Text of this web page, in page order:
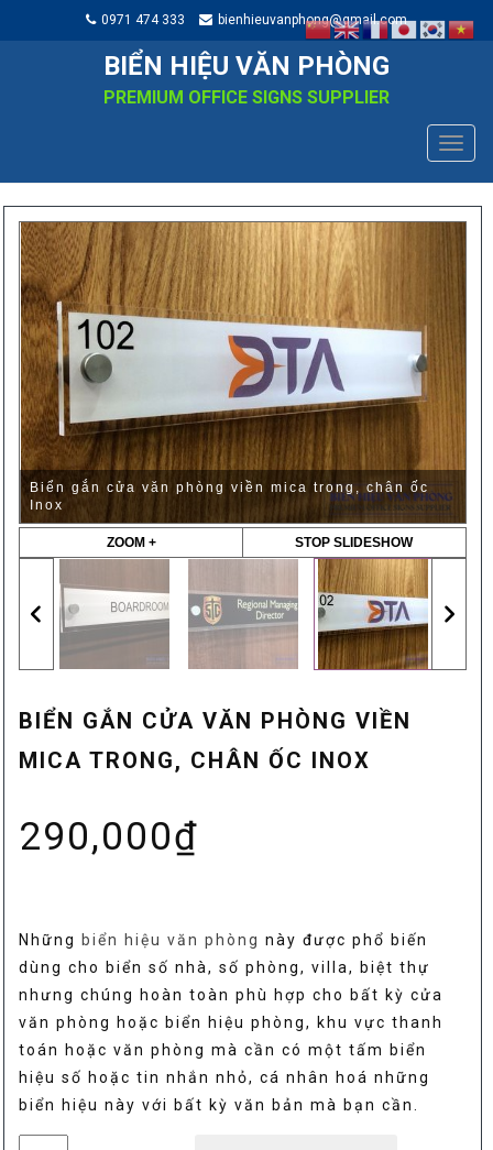
0971 474 333 bienhieuvanphong@gmail.com
BIỂN HIỆU VĂN PHÒNG
PREMIUM OFFICE SIGNS SUPPLIER
Biển gắn cửa văn phòng viền mica trong, chân ốc
Inox
ZOOM +
STOP SLIDESHOW
BIỂN GẮN CỬA VĂN PHÒNG VIỀN
MICA TRONG, CHÂN ỐC INOX
290,000₫
Những biển hiệu văn phòng này được phổ biến
dùng cho biển số nhà, số phòng, villa, biệt thự
nhưng chúng hoàn toàn phù hợp cho bất kỳ cửa
văn phòng hoặc biển hiệu phòng, khu vực thanh
toán hoặc văn phòng mà cần có một tấm biển
hiệu số hoặc tin nhắn nhỏ, cá nhân hoá những
biển hiệu này với bất kỳ văn bản mà bạn cần.